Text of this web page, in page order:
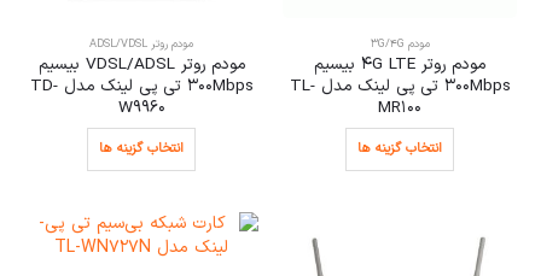
مودم 3G/4G
مودم روتر 4G LTE بیسیم
300Mbps تی پی لینک مدل TL-
MR100
انتخاب گزینه ها
مودم روتر ADSL/VDSL
مودم روتر VDSL/ADSL بیسیم
300Mbps تی پی لینک مدل TD-
W9960
انتخاب گزینه ها